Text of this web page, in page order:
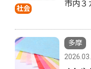
社会
市内３
多摩